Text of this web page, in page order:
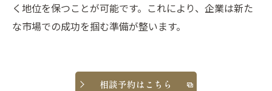
く地位を保つことが可能です。これにより、企業は新た
な市場での成功を掴む準備が整います。
相談予約はこちら